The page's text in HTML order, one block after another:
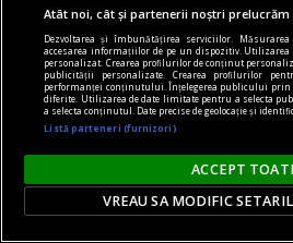
Atât noi, cât și partenerii noștri
Dezvoltarea și îmbunătățirea serviciilor.
accesarea informațiilor de pe un dispozitiv.
personalizat. Crearea profilurilor de conținut
publicității personalizate. Crearea profilurilor
performanței conținutului. Înțelegerea publicului
diferite. Utilizarea de date limitate pentru a selecta
a selecta conținutul. Date precise de geolocație și
Listă parteneri (furnizori)
ACCEPT
VREAU SA MODIFIC